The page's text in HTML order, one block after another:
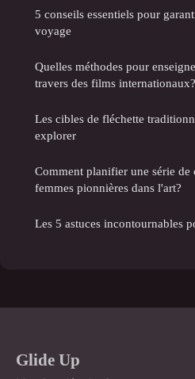
5 conseils essentiels pour
voyage
Quelles méthodes pour
travers des films internationaux?
Les cibles de fléchette
explorer
Comment planifier une série de
femmes pionnières dans l'art?
Les 5 astuces incontournables
Glide Up